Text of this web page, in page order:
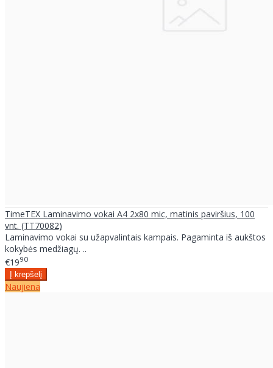
TimeTEX Laminavimo vokai A4 2x80 mic, matinis paviršius, 100
vnt. (TT70082)
Laminavimo vokai su užapvalintais kampais. Pagaminta iš aukštos
kokybės medžiagų. ..
€1990
Naujiena